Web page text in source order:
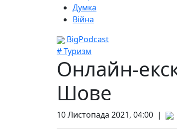
Думка
Війна
BigPodcast
# Туризм
Онлайн-
Шове
10 Листопада 2021, 04:00 |